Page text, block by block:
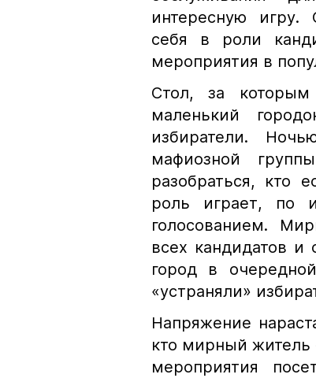
интересную игру.
себя в роли
мероприятия в
Стол, за
маленький
избиратели.
мафиозной
разобраться, кто
роль играет, по
голосованием.
всех кандидатов и
город в
«устраняли»
Напряжение
кто мирный житель
мероприятия